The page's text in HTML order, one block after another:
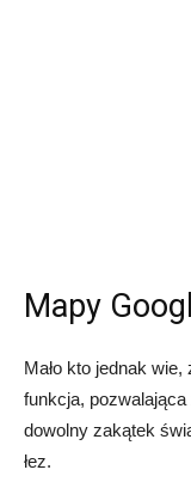
Mapy
Mało kto jednak
funkcja,
dowolny zakątek
łez.